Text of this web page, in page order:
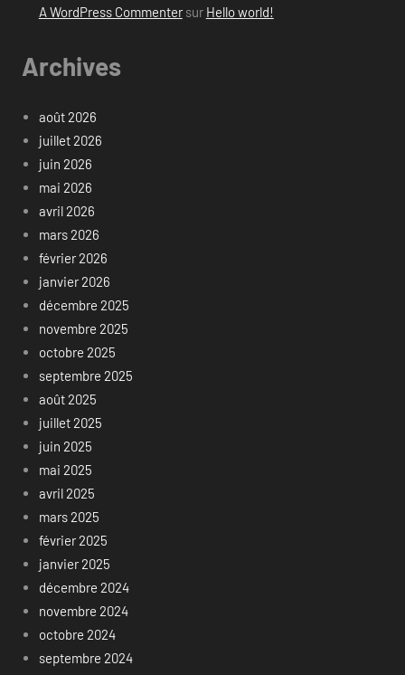
A WordPress Commentersur Hello world!
Archives
août 2026
juillet 2026
juin 2026
mai 2026
avril 2026
mars 2026
février 2026
janvier 2026
décembre 2025
novembre 2025
octobre 2025
septembre 2025
août 2025
juillet 2025
juin 2025
mai 2025
avril 2025
mars 2025
février 2025
janvier 2025
décembre 2024
novembre 2024
octobre 2024
septembre 2024